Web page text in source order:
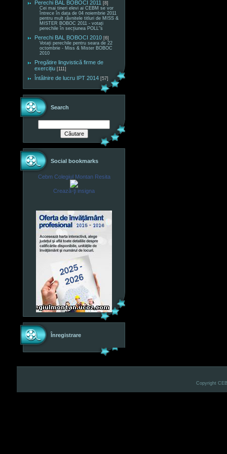
Perechi BAL BOBOCI 2011 [8]
Cei mai tineri elevi ai CEBM se vor
întrece în data de 04 noiembrie 2011
pentru mult râvnitele titluri de MISS &
MISTER BOBOC 2011 - votați
perechile în secțiunea POLL"s
Perechi BAL BOBOCI 2010 [6]
Votați perechile pentru seara de 22
octombrie - Miss & Mister BOBOC
2010
Pregătire lingvistică firme de
exercițiu [111]
Întâlnire de lucru IPT 2014 [57]
Search
Social bookmarks
Cebm Colegiul Montan Resita
Crează-ţi insigna
Înregistrare
Copyright